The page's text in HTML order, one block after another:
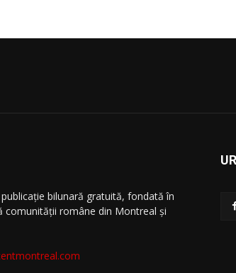
bilunară gratuită, fondată în
comunităţii române din Montreal şi